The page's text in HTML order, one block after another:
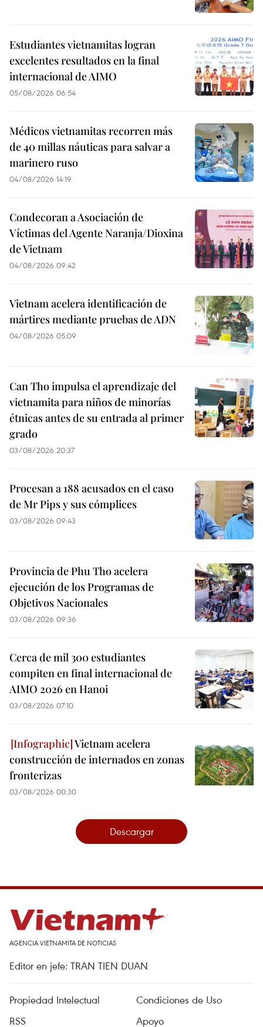
Estudiantes vietnamitas logran
excelentes resultados en la final
internacional de AIMO
05/08/2026 06:54
Médicos vietnamitas recorren más
de 40 millas náuticas para salvar a
marinero ruso
04/08/2026 14:19
Condecoran a Asociación de
Víctimas del Agente Naranja/Dioxina
de Vietnam
04/08/2026 09:42
Vietnam acelera identificación de
mártires mediante pruebas de ADN
04/08/2026 05:09
Can Tho impulsa el aprendizaje del
vietnamita para niños de minorías
étnicas antes de su entrada al primer
grado
03/08/2026 20:37
Procesan a 188 acusados en el caso
de Mr Pips y sus cómplices
03/08/2026 09:43
Provincia de Phu Tho acelera
ejecución de los Programas de
Objetivos Nacionales
03/08/2026 09:36
Cerca de mil 300 estudiantes
compiten en final internacional de
AIMO 2026 en Hanoi
03/08/2026 07:10
Vietnam acelera
construcción de internados en zonas
fronterizas
03/08/2026 00:30
Descargar
AGENCIA VIETNAMITA DE NOTICIAS
Editor en jefe: TRAN TIEN DUAN
Propiedad Intelectual
Condiciones de Uso
RSS
Apoyo